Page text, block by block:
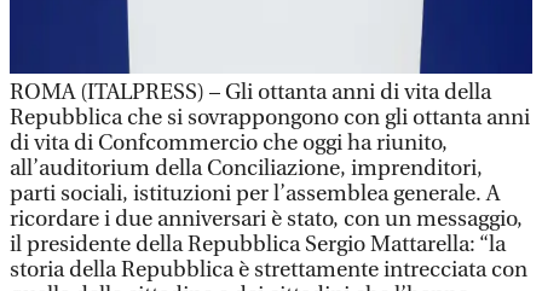
ROMA (ITALPRESS) – Gli ottanta anni di vita della
Repubblica che si sovrappongono con gli ottanta anni
di vita di Confcommercio che oggi ha riunito,
all’auditorium della Conciliazione, imprenditori,
parti sociali, istituzioni per l’assemblea generale. A
ricordare i due anniversari è stato, con un messaggio,
il presidente della Repubblica Sergio Mattarella: “la
storia della Repubblica è strettamente intrecciata con